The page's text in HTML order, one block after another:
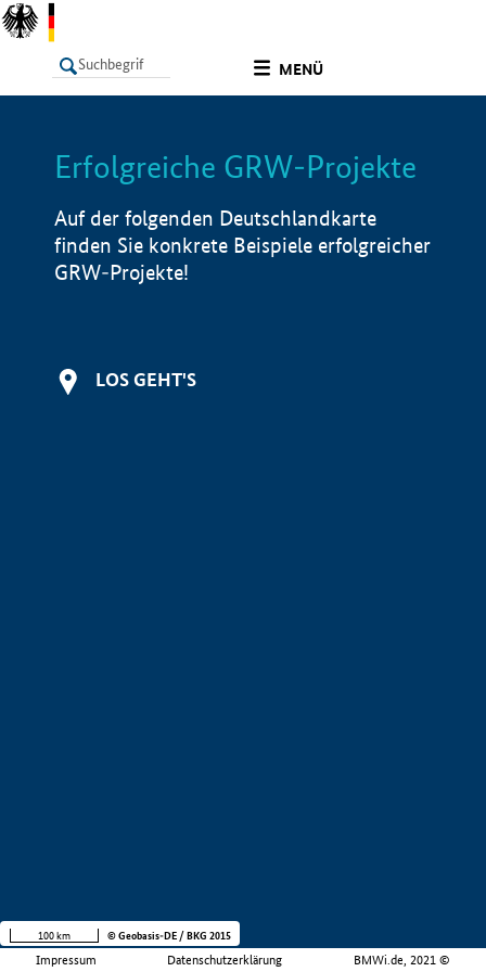
MENÜ
LISTE Info
Erfolgreiche GRW-Projekte
Auf der folgenden Deutschlandkarte
finden Sie konkrete Beispiele erfolgreicher
GRW-Projekte!
LOS GEHT'S
Impressum Datenschutzerklärung BMWi.de, 2021 ©
100 km © Geobasis-DE / BKG 2015